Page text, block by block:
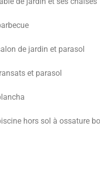
de jardin et parasol
et parasol
hors sol à ossature